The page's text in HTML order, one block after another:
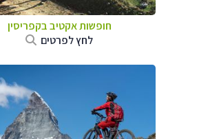
חופשות אקטיב בקפריסין
לחץ לפרטים